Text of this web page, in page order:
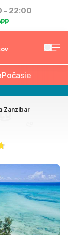
- 22:00
Počasie
Zanzibar